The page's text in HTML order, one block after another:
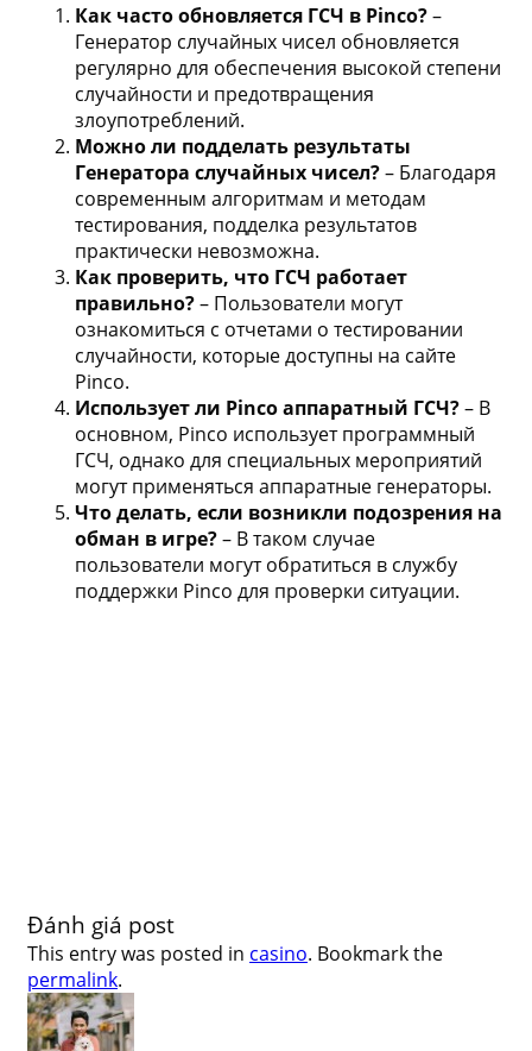
Как часто обновляется ГСЧ в Pinco?–
Генератор случайных чисел обновляется
регулярно для обеспечения высокой степени
случайности и предотвращения
злоупотреблений.
Можно ли подделать результаты
Генератора случайных чисел?– Благодаря
современным алгоритмам и методам
тестирования, подделка результатов
практически невозможна.
Как проверить, что ГСЧ работает
правильно?– Пользователи могут
ознакомиться с отчетами о тестировании
случайности, которые доступны на сайте
Pinco.
Использует ли Pinco аппаратный ГСЧ?– В
основном, Pinco использует программный
ГСЧ, однако для специальных мероприятий
могут применяться аппаратные генераторы.
Что делать, если возникли подозрения на
обман в игре?– В таком случае
пользователи могут обратиться в службу
поддержки Pinco для проверки ситуации.
Đánh giá post
This entry was posted in casino. Bookmark the
permalink.